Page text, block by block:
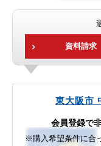
資料請求
東大阪市
会員登録で
※購入希望条件に合